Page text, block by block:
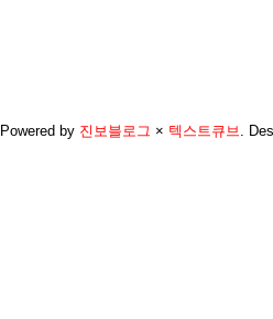
Powered by 진보블로그 × 텍스트큐브